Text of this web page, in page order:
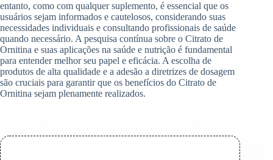
entanto, como com qualquer suplemento, é essencial que os
usuários sejam informados e cautelosos, considerando suas
necessidades individuais e consultando profissionais de saúde
quando necessário. A pesquisa contínua sobre o Citrato de
Ornitina e suas aplicações na saúde e nutrição é fundamental
para entender melhor seu papel e eficácia. A escolha de
produtos de alta qualidade e a adesão a diretrizes de dosagem
são cruciais para garantir que os benefícios do Citrato de
Ornitina sejam plenamente realizados.